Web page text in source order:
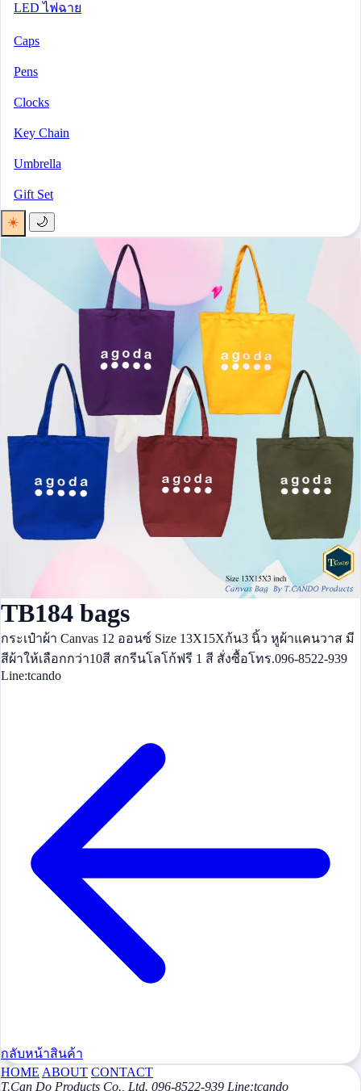
LED ไฟฉาย
Caps
Pens
Clocks
Key Chain
Umbrella
Gift Set
☀️
🌙
TB184 bags
กระเป๋าผ้า Canvas 12 ออนซ์ Size 13X15Xก้น3 นิ้ว หูผ้าแคนวาส มี
สีผ้าให้เลือกกว่า10สี สกรีนโลโก้ฟรี 1 สี สั่งซื้อโทร.096-8522-939
Line:tcando
กลับหน้าสินค้า
HOME ABOUT CONTACT
T.Can Do Products Co., Ltd. 096-8522-939 Line:tcando